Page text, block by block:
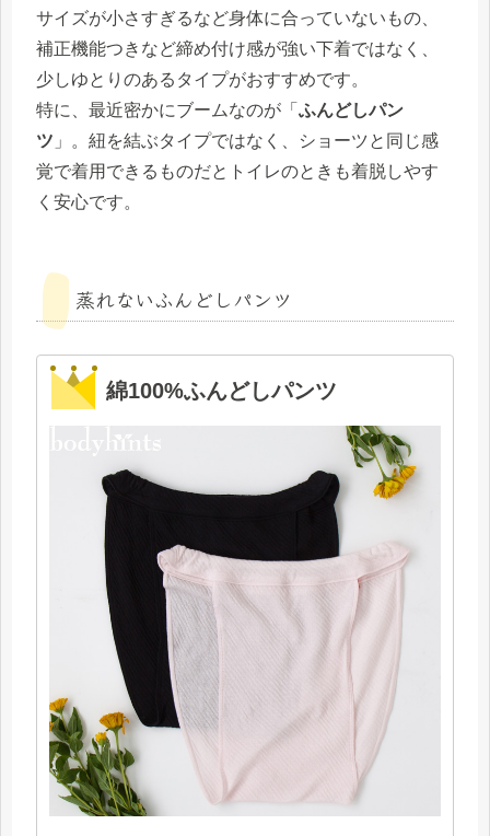
サイズが小さすぎるなど身体に合っていないもの、
補正機能つきなど締め付け感が強い下着ではなく、
少しゆとりのあるタイプがおすすめです。
特に、最近密かにブームなのが「 ふんどしパン
ツ 」。紐を結ぶタイプではなく、ショーツと同じ感
覚で着用できるものだとトイレのときも着脱しやす
く安心です。
蒸れないふんどしパンツ
綿100%ふんどしパンツ